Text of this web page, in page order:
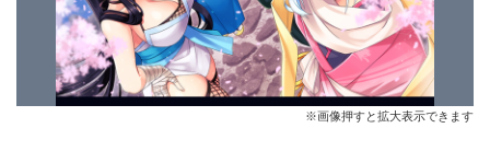
※画像押すと拡大表示できます